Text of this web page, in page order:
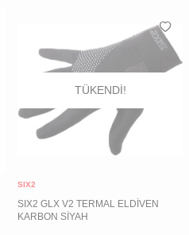
TÜKENDI!
SIX2
SIX2 GLX V2 TERMAL ELDİVEN
KARBON SİYAH